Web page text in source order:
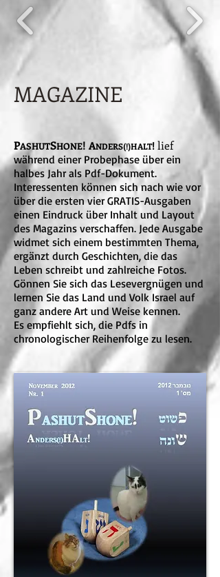
MAGAZINE
PASHUTSHONE! ANDERS(!)HALT! lief
während einer Probephase über ein
halbes Jahr als Pdf-Dokument.
Interessenten können sich nach wie vor
über die ersten vier GRATIS-Ausgaben
einen Eindruck über Inhalt und Layout
des Magazins verschaffen. Jede Ausgabe
widmet sich einem bestimmten Thema,
ergänzt durch Geschichten, die das
Leben schreibt und zahlreiche Fotos.
Gönnen Sie sich das Lesevergnügen und
lernen Sie das Land und Volk Israel auf
ganz andere Art und Weise kennen.
Es empfiehlt sich, die Pdfs in
chronologischer Reihenfolge zu lesen.